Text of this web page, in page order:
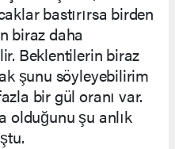
bastırırsa birden
biraz daha
Beklentilerin biraz
şunu söyleyebilirim
bir gül oranı var.
olduğunu şu anlık